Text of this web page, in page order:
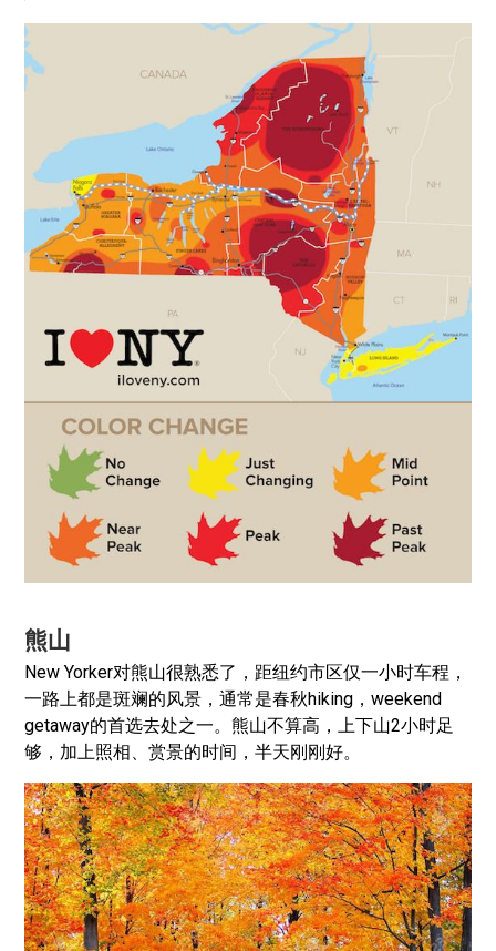
熊山
New Yorker对熊山很熟悉了，距纽约市区仅一小时车程，
一路上都是斑斓的风景，通常是春秋hiking，weekend
getaway的首选去处之一。熊山不算高，上下山2小时足
够，加上照相、赏景的时间，半天刚刚好。